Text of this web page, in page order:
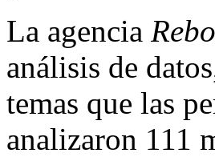
La agencia
análisis de
temas que las
analizaron 111